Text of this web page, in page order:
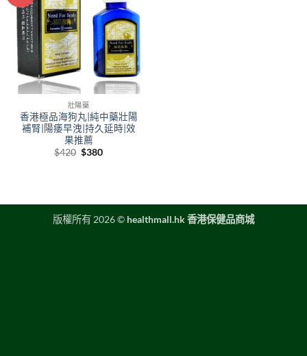
壯陽藥
香港極品海狗丸|純中藥壯陽
補腎|陽痿早洩|持久延時|效
果推薦
$420 Original
$380Current
版權所有 2026 © healthmall.hk 香港保健品商城